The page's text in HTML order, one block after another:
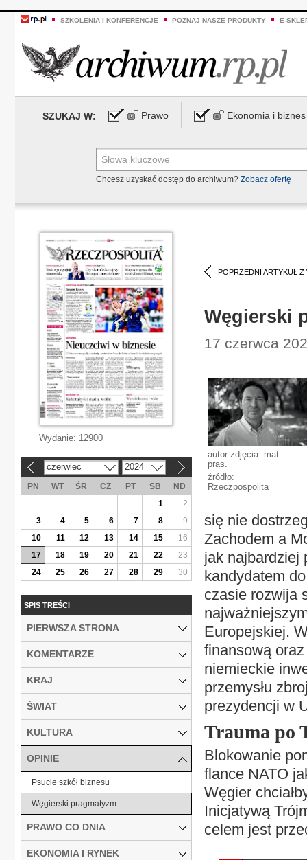
SZKOLENIA I KONFERENCJE POZNAJ NASZE PRODUKTY E-
SZUKAJ W: Prawo Ekonomia i biznes
Chcesz uzyskać dostęp do archiwum? Zobacz ofertę
POPRZEDNI ARTYKUŁ Z
Węgierski
17 czerwca
autor zdjęcia: mat.
pras.
źródło:
Rzeczpospolita
się nie
Zachodem a
jak najbardziej
kandydatem
czasie rozwija
Europejskiej.
finansową
niemieckie
przemysłu
prezydencji w
Trauma po
Blokowanie
flance NATO
Węgier
Inicjatywą
celem jest
Wydanie: 12900
czerwiec 2024
PN WT ŚR CZ PT SB
ND
1
2
3
4 5 6 7 8
9
10
11 12 13 14 15
16
17
18 19 20 21 22
23
24
25 26 27 28 29 30
SPIS TREŚCI
PIERWSZA STRONA
KOMENTARZE
KRAJ
ŚWIAT
KULTURA
OPINIE
Psucie szkół biznesu
Węgierski pragmatyzm
PRAWO CO DNIA
EKONOMIA I RYNEK